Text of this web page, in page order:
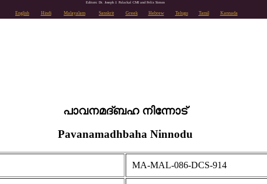
Editors: Dr. Joseph J. Palackal CMI and Felix Simon
English Hindi Malayalam Sanskrit Greek Hebrew Telugu Tamil Kannada
പാവനമദ്ബഹ നിന്നോട്
Pavanamadhbaha Ninnodu
MA-MAL-086-DCS-914